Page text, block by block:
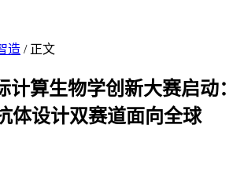
造 / 正文
计算生物学创新大赛启动：
体设计双赛道面向全球